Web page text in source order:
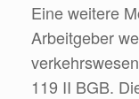
Eine weitere
Arbeitgeber
119 II BGB.